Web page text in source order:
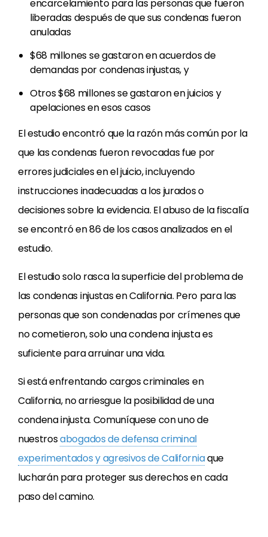
encarcelamiento para las personas que fueron
liberadas después de que sus condenas fueron
anuladas
$68 millones se gastaron en acuerdos de
demandas por condenas injustas, y
Otros $68 millones se gastaron en juicios y
apelaciones en esos casos
El estudio encontró que la razón más común por la
que las condenas fueron revocadas fue por
errores judiciales en el juicio, incluyendo
instrucciones inadecuadas a los jurados o
decisiones sobre la evidencia. El abuso de la fiscalía
se encontró en 86 de los casos analizados en el
estudio.
El estudio solo rasca la superficie del problema de
las condenas injustas en California. Pero para las
personas que son condenadas por crímenes que
no cometieron, solo una condena injusta es
suficiente para arruinar una vida.
Si está enfrentando cargos criminales en
California, no arriesgue la posibilidad de una
condena injusta. Comuníquese con uno de
nuestrosabogados de defensa criminal
experimentados y agresivos de Californiaque
lucharán para proteger sus derechos en cada
paso del camino.